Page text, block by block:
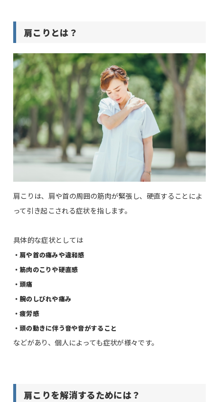
肩こりとは？
肩こりは、肩や首の周囲の筋肉が緊張し、硬直することによ
って引き起こされる症状を指します。
具体的な症状としては
・肩や首の痛みや違和感
・筋肉のこりや硬直感
・頭痛
・腕のしびれや痛み
・疲労感
・頭の動きに伴う音や音がすること
などがあり、個人によっても症状が様々です。
肩こりを解消するためには？